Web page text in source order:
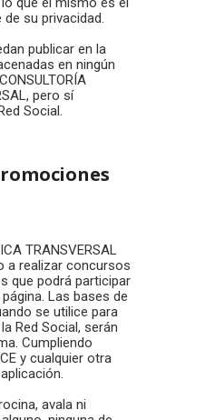
su privacidad.
publicar en la
en ningún
pero sí
Social.
TRANSVERSAL
a realizar concursos
que podrá participar
Las bases de
se utilice para
Red Social, serán
Cumpliendo
y cualquier otra
avala ni